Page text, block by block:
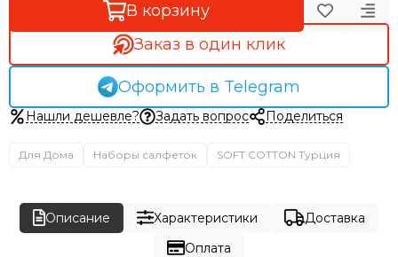
В корзину
Заказ в один клик
Оформить в Telegram
Нашли дешевле? Задать вопрос Поделиться
Для Дома Наборы салфеток SOFT COTTON Турция
Описание Характеристики
Доставка
Оплата